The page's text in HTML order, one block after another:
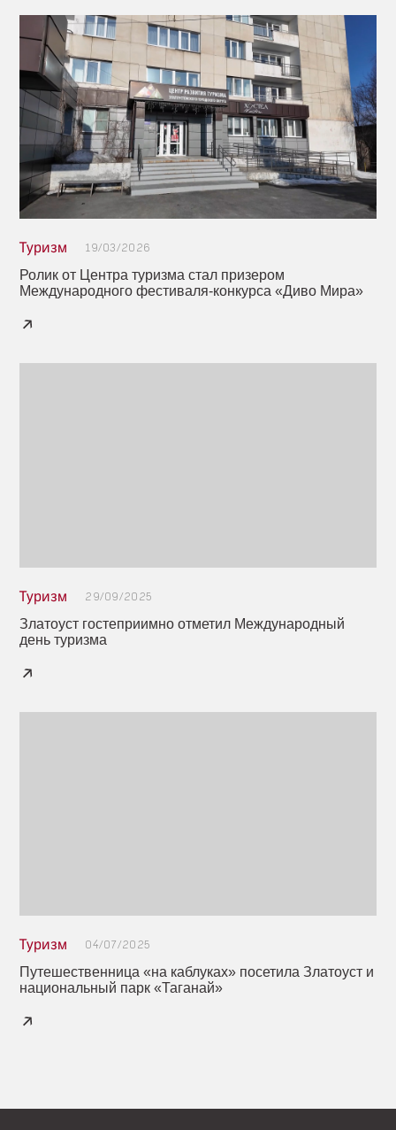
Туризм 19/03/2026
Ролик от Центра туризма стал призером
Международного фестиваля-конкурса «Диво Мира»
Туризм 29/09/2025
Златоуст гостеприимно отметил Международный
день туризма
Туризм 04/07/2025
Путешественница «на каблуках» посетила Златоуст и
национальный парк «Таганай»